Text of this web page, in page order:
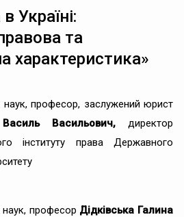
Україні:
та
характеристика»
професор, заслужений юрист
Васильович,директор
інституту права Державного
професор Дідківська Галина